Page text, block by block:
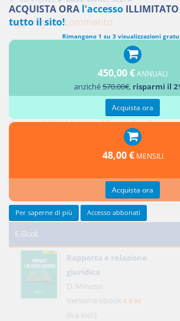
Aggiungi un commento
Responsabilità del notaio: i controlli sui soggetti
Responsabilità del notaio: l'illecito disciplinare
Credito privilegiato del promissario acquirente e
Reciprocità delle concessioni
Tutti gli ultimi contributi >
E-Book
Rapporto e relazione
giuridica
D. Minussi
Versione ebook € 5,99
(iva incl.)
ACQUISTA ORA l'accesso ILLIMITATO
tutto il sito!
Rimangono 1 su 3 visualizzazioni
450,00 €ANNUALI
anziché570.00€, risparmi il
Acquista ora
48,00 € MENSILI
Acquista ora
Per saperne di più Accesso abbonati